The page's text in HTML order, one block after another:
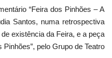
“Feira dos Pinhões – A
Santos, numa retrospectiva
existência da Feira, e a peça
pelo Grupo de Teatro